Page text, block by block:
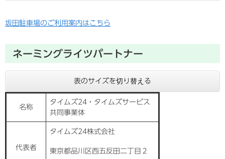
坂田駐車場のご利用案内はこちら
ネーミングライツパートナー
表のサイズを切り替える
名称
タイムズ24・タイムズサービス
共同事業体
代表者
タイムズ24株式会社
東京都品川区西五反田二丁目２